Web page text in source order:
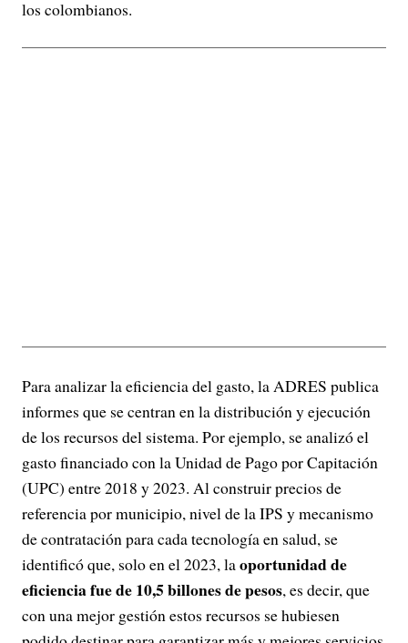
los colombianos.
Para analizar la eficiencia del gasto, la ADRES publica
informes que se centran en la distribución y ejecución
de los recursos del sistema. Por ejemplo, se analizó el
gasto financiado con la Unidad de Pago por Capitación
(UPC) entre 2018 y 2023. Al construir precios de
referencia por municipio, nivel de la IPS y mecanismo
de contratación para cada tecnología en salud, se
identificó que, solo en el 2023, laoportunidad de
eficiencia fue de 10,5 billones de pesos, es decir, que
con una mejor gestión estos recursos se hubiesen